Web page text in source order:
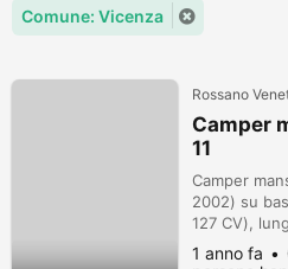
Comune: Vicenza
Rossano
Camper
11
Camper
2002) su
127 CV),
2,22 metri.
1 anno fa